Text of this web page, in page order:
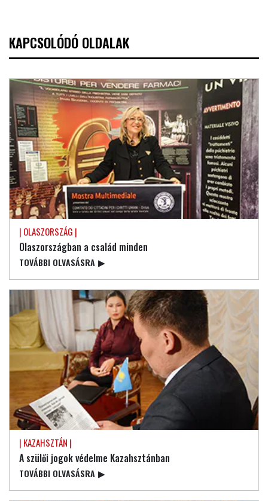
KAPCSOLÓDÓ OLDALAK
| OLASZORSZÁG |
Olaszországban a család minden
TOVÁBBI OLVASÁSRA ▶
| KAZAHSZTÁN |
A szülői jogok védelme Kazahsztánban
TOVÁBBI OLVASÁSRA ▶